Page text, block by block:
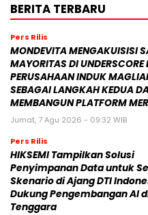
BERITA TERBARU
Pers Rilis
MONDEVITA MENGAKUISISI
MAYORITAS DI UNDERSCORE
PERUSAHAAN INDUK
SEBAGAI LANGKAH KEDUA
MEMBANGUN PLATFORM
Jumat, 7 Agu 2026 - 09:32 WIB
Pers Rilis
HIKSEMI Tampilkan Solusi
Penyimpanan Data untuk
Skenario di Ajang DTI
Dukung Pengembangan AI
Tenggara